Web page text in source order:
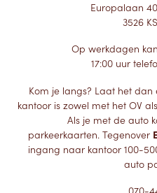
Europalaan
3526
Op werkdagen
17:00 uur
Kom je langs? Laat het dan
kantoor is zowel met het OV
Als je met de auto
parkeerkaarten. Tegenover
ingang naar kantoor 100-
auto